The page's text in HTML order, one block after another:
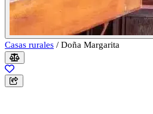
Casas rurales / Doña Margarita